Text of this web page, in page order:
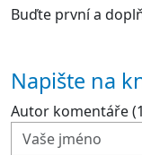
Buďte první a
Napište na
Autor komentáře